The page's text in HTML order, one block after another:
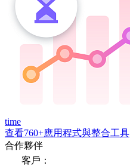
time
查看760+應用程式與整合工具
合作夥伴
客戶：